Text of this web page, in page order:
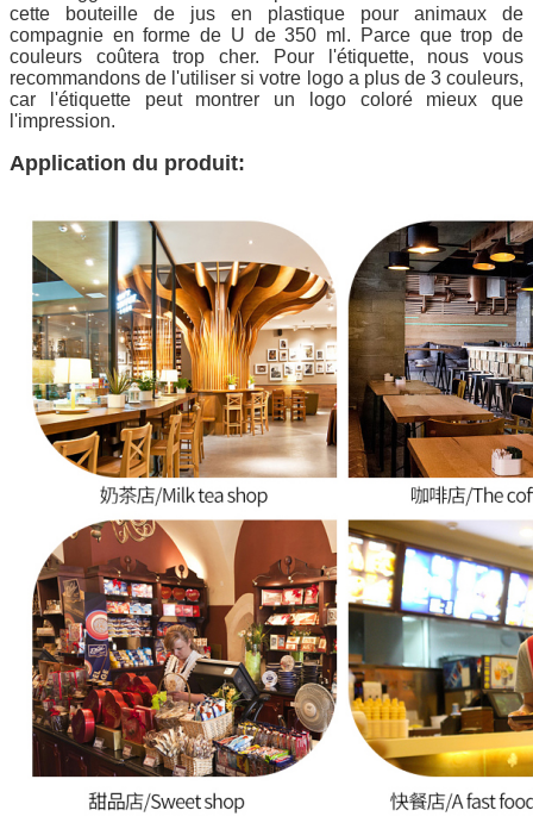
cette bouteille de jus en plastique pour animaux de
compagnie en forme de U de 350 ml. Parce que trop de
couleurs coûtera trop cher. Pour l'étiquette, nous vous
recommandons de l'utiliser si votre logo a plus de 3 couleurs,
car l'étiquette peut montrer un logo coloré mieux que
l'impression.
Application du produit: